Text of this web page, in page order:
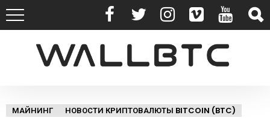
МАЙНИНГ НОВОСТИ КРИПТОВАЛЮТЫ BITCOIN (BTC)